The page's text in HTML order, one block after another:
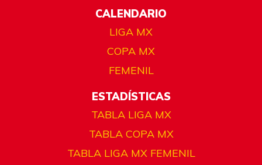
CALENDARIO
LIGA MX
COPA MX
FEMENIL
ESTADÍSTICAS
TABLA LIGA MX
TABLA COPA MX
TABLA LIGA MX FEMENIL